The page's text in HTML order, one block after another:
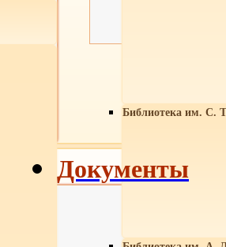
Библиотека им. С.
Документы